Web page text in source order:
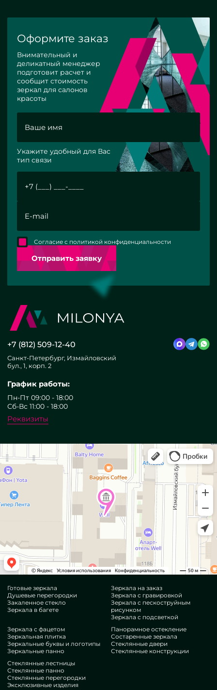
Оформите заказ
Внимательный и
деликатный менеджер
подготовит расчет и
сообщит стоимость
зеркал для салонов
красоты
Укажите удобный для Вас
тип связи
Отправить заявку
Согласие с политикой конфиденциальности
+7 (812) 509-12-40
Санкт-Петербург, Измайловский
бул., 1, корп. 2
График работы:
Пн-Пт 09:00 - 18:00
Сб-Вс 11:00 - 18:00
Реквизиты
Готовые зеркала
Душевые перегородки
Закаленное стекло
Зеркала в багете
Зеркала на заказ
Зеркала с гравировкой
Зеркала с пескоструйным
рисунком
Зеркала с подсветкой
Зеркала с фацетом
Зеркальная плитка
Зеркальные буквы и логотипы
Зеркальные панно
Панорамное остекление
Состаренные зеркала
Стеклянные двери
Стеклянные конструкции
Стеклянные лестницы
Стеклянные панно
Стеклянные перегородки
Эксклюзивные изделия